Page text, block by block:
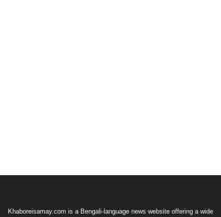
Khaboreisamay.com is a Bengali-language news website offering a wide